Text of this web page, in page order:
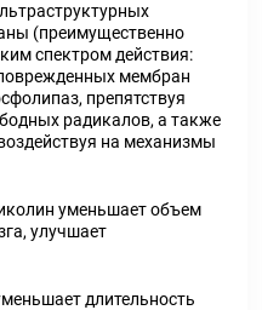
(преимущественно
спектром действия:
мембран
препятствуя
радикалов, а также
на механизмы
уменьшает объем
улучшает
длительность